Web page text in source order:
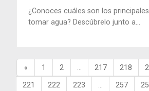
¿Conoces cuáles son los
tomar agua? Descúbrelo junto a...
« 1 2 217 218
221 222 223 257